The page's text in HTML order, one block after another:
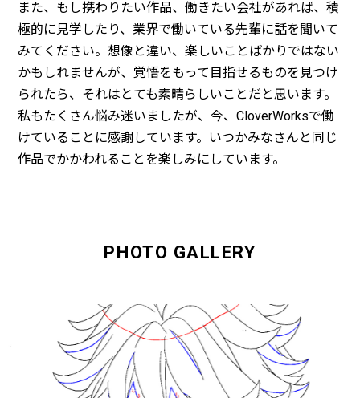
また、もし携わりたい作品、働きたい会社があれば、積
極的に見学したり、業界で働いている先輩に話を聞いて
みてください。想像と違い、楽しいことばかりではない
かもしれませんが、覚悟をもって目指せるものを見つけ
られたら、それはとても素晴らしいことだと思います。
私もたくさん悩み迷いましたが、今、CloverWorksで働
けていることに感謝しています。いつかみなさんと同じ
作品でかかわれることを楽しみにしています。
PHOTO GALLERY